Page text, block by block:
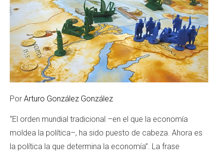
Por Arturo González González
“El orden mundial tradicional –en el que la economía
moldea la política–, ha sido puesto de cabeza. Ahora es
la política la que determina la economía”. La frase